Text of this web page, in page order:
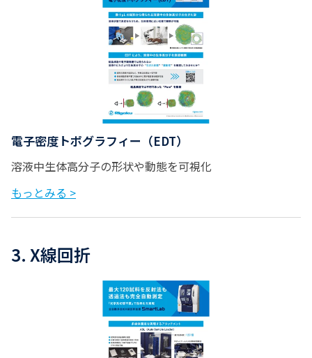
電子密度トポグラフィー（EDT）
溶液中生体高分子の形状や動態を可視化
もっとみる >
3. X線回折